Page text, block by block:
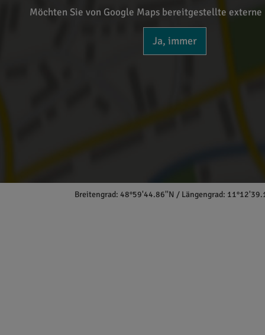
Möchten Sie von Google Maps bereitgestellte
Ja, immer
Breitengrad: 48°59'44.86''N / Längengrad: